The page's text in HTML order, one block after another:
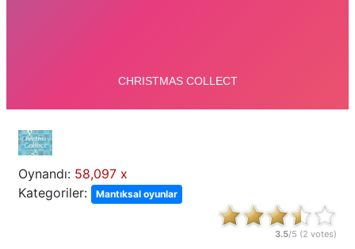
Oynandı: 58,097 x
Kategoriler:
Mantıksal oyunlar
3.5/5 (2 votes)